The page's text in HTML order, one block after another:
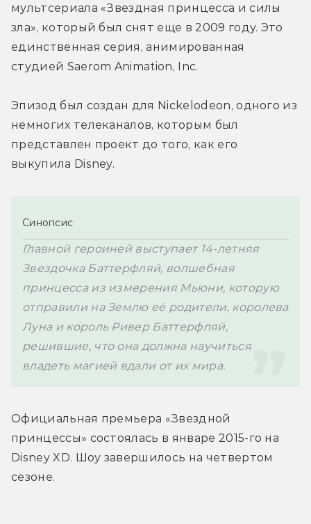
мультсериала «Звездная принцесса и силы
зла», который был снят еще в 2009 году. Это
единственная серия, анимированная
студией Saerom Animation, Inc.
Эпизод был создан для Nickelodeon, одного из
немногих телеканалов, которым был
представлен проект до того, как его
выкупила Disney.
Синопсис
Главной героиней выступает 14-летняя
Звездочка Баттерфляй, волшебная
принцесса из измерения Мьюни, которую
отправили на Землю её родители, королева
Луна и король Ривер Баттерфляй,
решившие, что она должна научиться
владеть магией вдали от их мира.
Официальная премьера «Звездной
Disney XD. Шоу завершилось на четвертом
сезоне.